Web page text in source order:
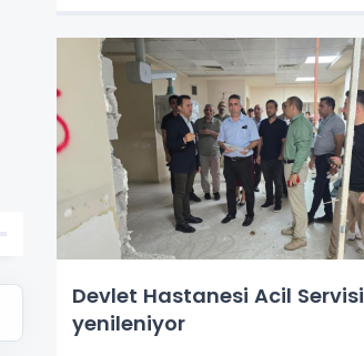
Devlet Hastanesi Acil Servisi
yenileniyor